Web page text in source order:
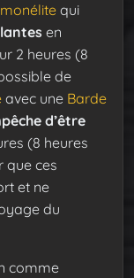
qui
en
2 heures (8
de
avec une Barde
d’être
(8 heures
que ces
et ne
du
comme